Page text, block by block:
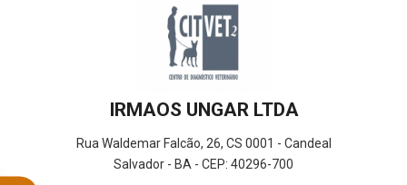
IRMAOS UNGAR LTDA
Rua Waldemar Falcão, 26, CS 0001 - Candeal
Salvador - BA - CEP: 40296-700